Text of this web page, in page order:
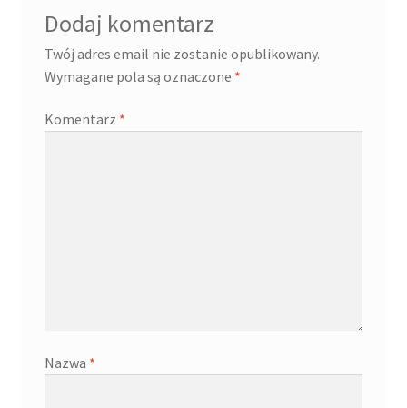
Dodaj komentarz
Twój adres email nie zostanie opublikowany.
Wymagane pola są oznaczone *
Komentarz *
Nazwa *